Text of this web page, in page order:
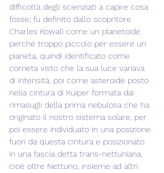
difficoltà degli scienziati a capire cosa
fosse; fu definito dallo scopritore
Charles Kowall come un planetoide
perché troppo piccolo per essere un
pianeta, quindi identificato come
cometa visto che la sua luce variava
di intensità, poi come asteroide posto
nella cintura di Kuiper formata dai
rimasugli della prima nebulosa che ha
originato il nostro sistema solare, per
poi essere individuato in una posizione
fuori da questa cintura e posizionato
in una fascia detta trans-nettuniana,
cioè oltre Nettuno, insieme ad altri